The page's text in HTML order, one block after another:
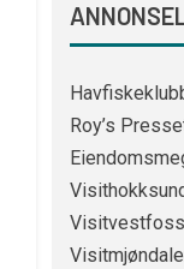
Roy’s